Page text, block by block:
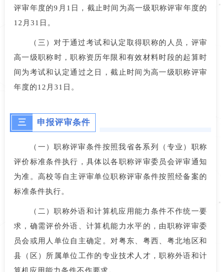
评审年度的9月1日，截止时间为高一级职称评审年度的
12月31日。
（三）对于通过考试和认定取得职称的人员，评审
高一级职称时，职称资历年限和有效材料时段的起算时
间为考试和认定通过之日，截止时间为高一级职称评审
年度的12月31日。
三 申报评审条件
（一）职称评审条件按照我省各系列（专业）职称
评价标准条件执行，具体以各职称评审委员会评审通知
为准。高校等自主评审单位职称评审条件按照经备案的
标准条件执行。
（二）职称外语和计算机应用能力条件不作统一要
求，确需评价外语、计算机能力水平的，由职称评审委
员会或用人单位自主确定。对粤东、粤西、粤北地区和
县（区）所属单位工作的专业技术人才，职称外语和计